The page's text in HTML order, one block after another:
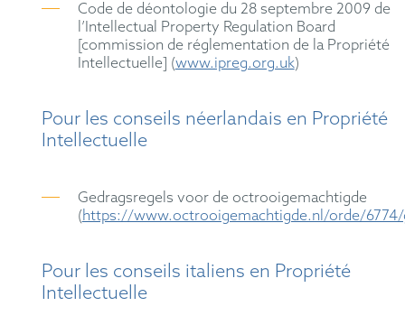
Code de déontologie du 28 septembre 2009 de
l’Intellectual Property Regulation Board
[commission de réglementation de la Propriété
Intellectuelle] (www.ipreg.org.uk)
Pour les conseils néerlandais en Propriété
Intellectuelle
Gedragsregels voor de octrooigemachtigde
(https://www.octrooigemachtigde.nl/orde/6774/
Pour les conseils italiens en Propriété
Intellectuelle